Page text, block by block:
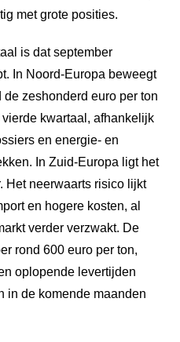
met grote posities.
is dat september
In Noord-Europa beweegt
zeshonderd euro per ton
kwartaal, afhankelijk
en energie- en
In Zuid-Europa ligt het
Het neerwaarts risico lijkt
en hogere kosten, al
verder verzwakt. De
rond 600 euro per ton,
oplopende levertijden
in de komende maanden